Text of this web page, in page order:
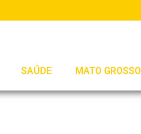
SAÚDE MATO GROSSO